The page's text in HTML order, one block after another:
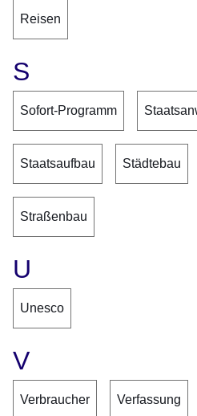
Reisen
S
Sofort-Programm
Staatsaufbau Städtebau
Straßenbau
U
Unesco
V
Verbraucher Verfassung